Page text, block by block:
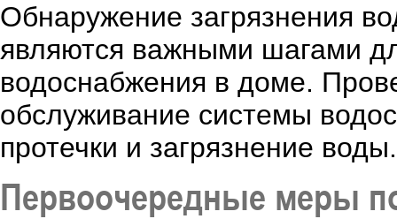
Обнаружение загрязнения
являются важными шагами
водоснабжения в доме.
обслуживание системы
протечки и загрязнение воды.
Первоочередные меры